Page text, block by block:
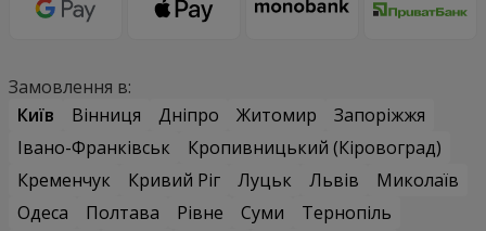
Замовлення в:
Київ
Вінниця Дніпро Житомир
Запоріжжя
Івано-Франківськ
Кропивницький (Кіровоград)
Кременчук
Кривий Ріг Луцьк Львів
Миколаїв
Одеса
Полтава Рівне Суми
Тернопіль